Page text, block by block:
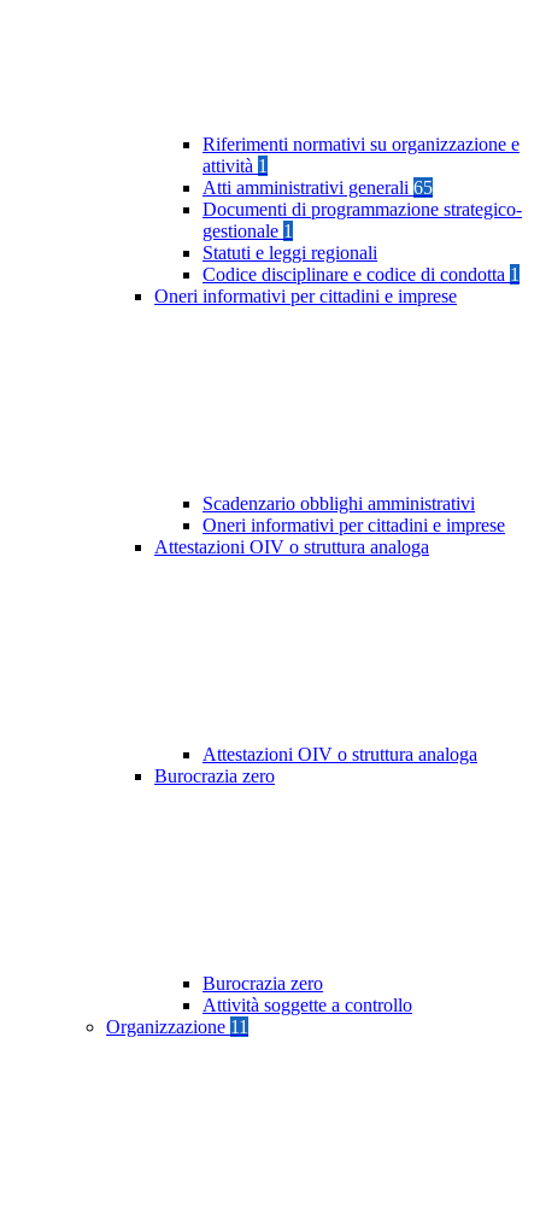
Riferimenti normativi su organizzazione e
attività 1
Atti amministrativi generali 65
Documenti di programmazione strategico-
gestionale 1
Statuti e leggi regionali
Codice disciplinare e codice di condotta 1
Oneri informativi per cittadini e imprese
Scadenzario obblighi amministrativi
Oneri informativi per cittadini e imprese
Attestazioni OIV o struttura analoga
Attestazioni OIV o struttura analoga
Burocrazia zero
Burocrazia zero
Attività soggette a controllo
Organizzazione 11